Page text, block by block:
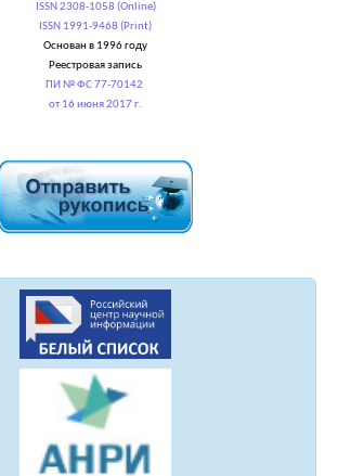
ISSN 2308-1058 (Online)
ISSN 1991-9468 (Print)
Основан в 1996 году
Реестровая запись
ПИ № ФС 77-70142
от 16 июня 2017 г.